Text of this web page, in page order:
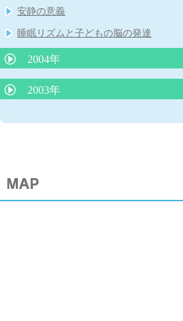
安静の意義
睡眠リズムと子どもの脳の発達
2004年
耳のそうじ
2003年